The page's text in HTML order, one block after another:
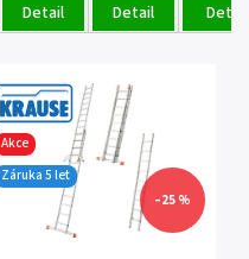
Detail Detail Detail
Akce
Záruka 5 let
–25 %